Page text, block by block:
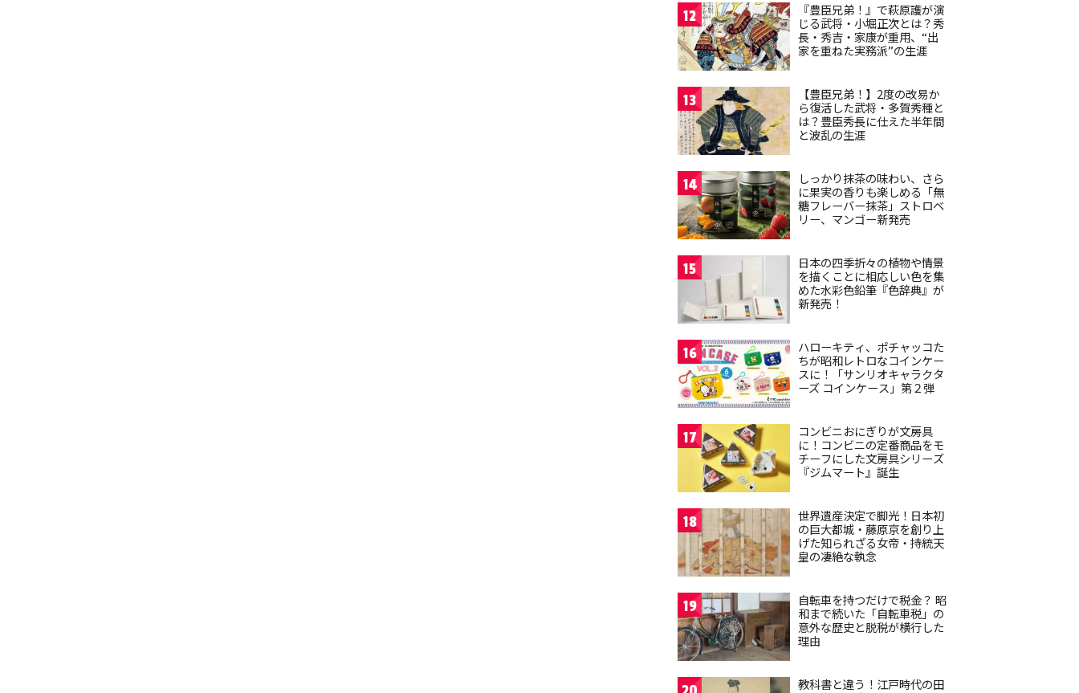
12
『豊臣兄弟！』で萩原護が演
じる武将・小堀正次とは？秀
長・秀吉・家康が重用、“出
家を重ねた実務派”の生涯
13
【豊臣兄弟！】2度の改易か
ら復活した武将・多賀秀種と
は？豊臣秀長に仕えた半年間
と波乱の生涯
14
しっかり抹茶の味わい、さら
に果実の香りも楽しめる「無
糖フレーバー抹茶」ストロベ
リー、マンゴー新発売
15
日本の四季折々の植物や情景
を描くことに相応しい色を集
めた水彩色鉛筆『色辞典』が
新発売！
16
ハローキティ、ポチャッコた
ちが昭和レトロなコインケー
スに！「サンリオキャラクタ
ーズ コインケース」第２弾
17
コンビニおにぎりが文房具
に！コンビニの定番商品をモ
チーフにした文房具シリーズ
『ジムマート』誕生
18
世界遺産決定で脚光！日本初
の巨大都城・藤原京を創り上
げた知られざる女帝・持統天
皇の凄絶な執念
19
自転車を持つだけで税金？ 昭
和まで続いた「自転車税」の
意外な歴史と脱税が横行した
理由
教科書と違う！江戸時代の田